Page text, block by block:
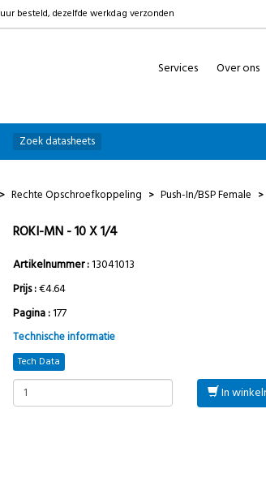
besteld, dezelfde werkdag verzonden
Services Over ons
Zoek datasheets
> Rechte Opschroefkoppeling > Push-In/BSP Female >
ROKI-MN - 10 X 1/4
Artikelnummer :13041013
Prijs :€4.64
Pagina :177
Technische informatie
Tech Data
In